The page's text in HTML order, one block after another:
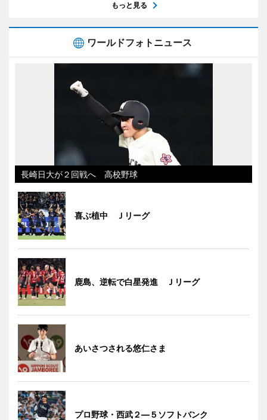
もっと見る
ワールドフォトニュース
長崎日大が２回戦へ 高校野球
喜ぶ植中 Ｊリーグ
鹿島、逆転で白星発進 Ｊリーグ
あいさつされる悠仁さま
プロ野球・西武２―５ソフトバンク